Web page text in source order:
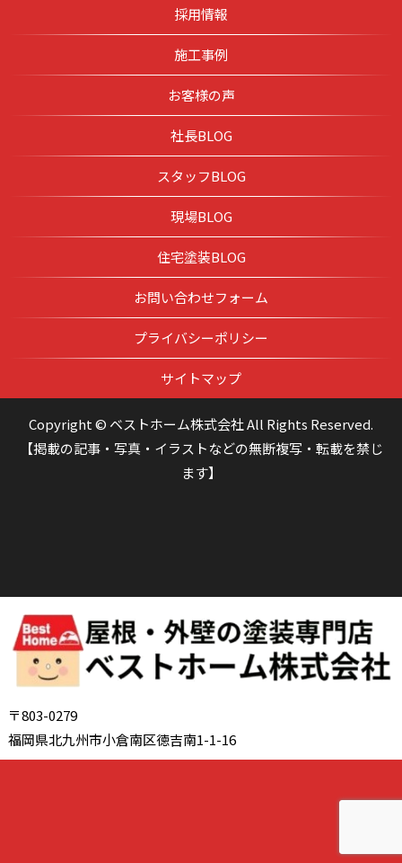
採用情報
施工事例
お客様の声
社長BLOG
スタッフBLOG
現場BLOG
住宅塗装BLOG
お問い合わせフォーム
プライバシーポリシー
サイトマップ
Copyright © ベストホーム株式会社 All Rights Reserved.
【掲載の記事・写真・イラストなどの無断複写・転載を禁じ
ます】
〒803-0279
福岡県北九州市小倉南区徳吉南1-1-16